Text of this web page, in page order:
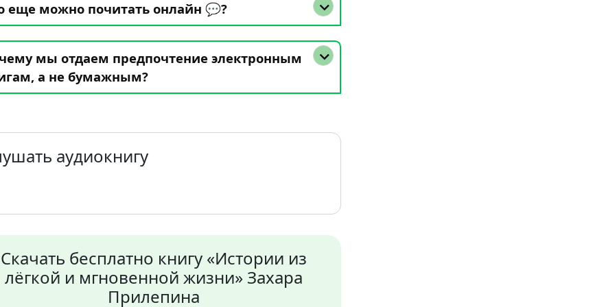
еще можно почитать онлайн 💬?
мы отдаем предпочтение электронным
а не бумажным?
аудиокнигу
Скачать бесплатно книгу «Истории из
лёгкой и мгновенной жизни» Захара
Прилепина